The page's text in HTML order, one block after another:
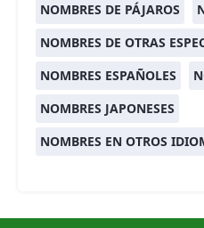
NOMBRES DE PÁJAROS
NOMBRES DE OTRAS
NOMBRES ESPAÑOLES
NOMBRES JAPONESES
NOMBRES EN OTROS